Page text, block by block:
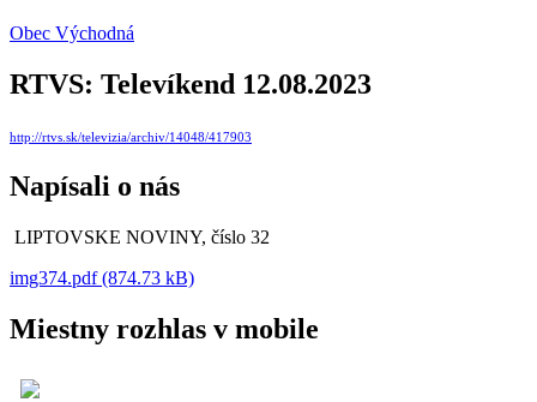
Obec Východná
RTVS: Televíkend 12.08.2023
http://rtvs.sk/televizia/archiv/14048/417903
Napísali o nás
LIPTOVSKE NOVINY, číslo 32
img374.pdf (874.73 kB)
Miestny rozhlas v mobile